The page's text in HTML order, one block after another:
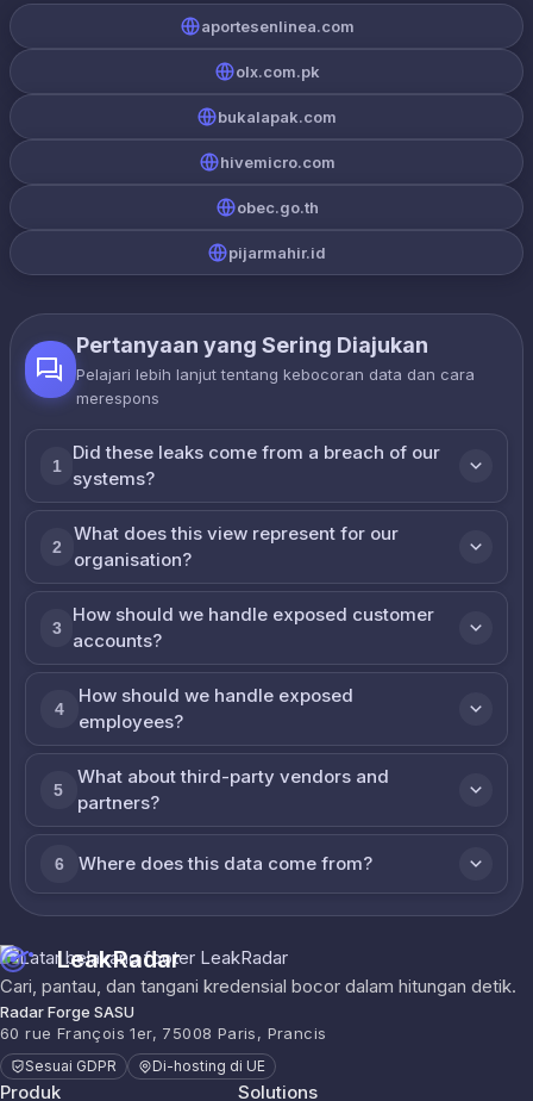
aportesenlinea.com
olx.com.pk
bukalapak.com
hivemicro.com
obec.go.th
pijarmahir.id
Pertanyaan yang Sering Diajukan
Pelajari lebih lanjut tentang kebocoran data dan cara
merespons
1
Did these leaks come from a breach of our
systems?
2
What does this view represent for our
organisation?
3
How should we handle exposed customer
accounts?
4
How should we handle exposed
employees?
5
What about third-party vendors and
partners?
6 Where does this data come from?
LeakRadar
Cari, pantau, dan tangani kredensial bocor dalam hitungan detik.
Radar Forge SASU
60 rue François 1er, 75008 Paris, Prancis
Sesuai GDPR Di-hosting di UE
Produk Solutions